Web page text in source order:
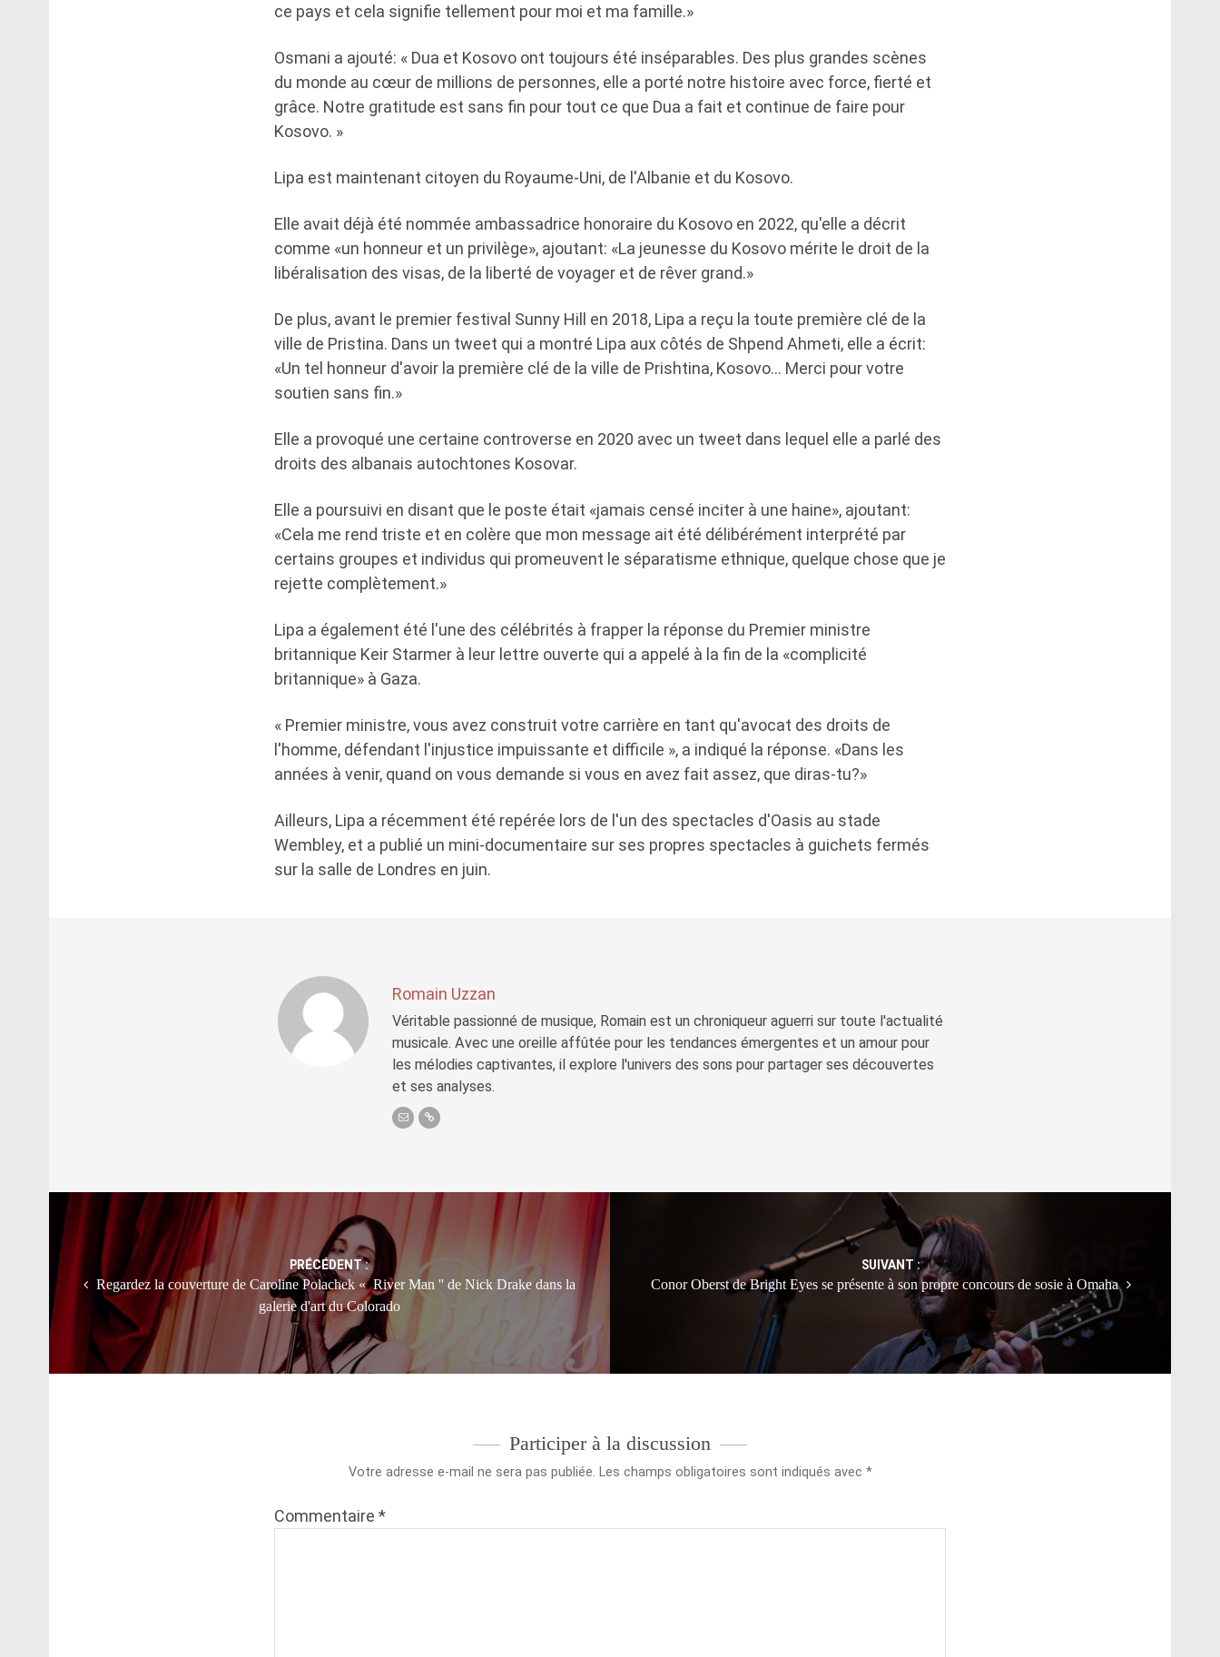
ce pays et cela signifie tellement pour moi et ma famille.»
Osmani a ajouté: « Dua et Kosovo ont toujours été inséparables. Des plus grandes scènes
du monde au cœur de millions de personnes, elle a porté notre histoire avec force, fierté et
grâce. Notre gratitude est sans fin pour tout ce que Dua a fait et continue de faire pour
Kosovo. »
Lipa est maintenant citoyen du Royaume-Uni, de l'Albanie et du Kosovo.
Elle avait déjà été nommée ambassadrice honoraire du Kosovo en 2022, qu'elle a décrit
comme «un honneur et un privilège», ajoutant: «La jeunesse du Kosovo mérite le droit de la
libéralisation des visas, de la liberté de voyager et de rêver grand.»
De plus, avant le premier festival Sunny Hill en 2018, Lipa a reçu la toute première clé de la
ville de Pristina. Dans un tweet qui a montré Lipa aux côtés de Shpend Ahmeti, elle a écrit:
«Un tel honneur d'avoir la première clé de la ville de Prishtina, Kosovo… Merci pour votre
soutien sans fin.»
Elle a provoqué une certaine controverse en 2020 avec un tweet dans lequel elle a parlé des
droits des albanais autochtones Kosovar.
Elle a poursuivi en disant que le poste était «jamais censé inciter à une haine», ajoutant:
«Cela me rend triste et en colère que mon message ait été délibérément interprété par
certains groupes et individus qui promeuvent le séparatisme ethnique, quelque chose que je
rejette complètement.»
Lipa a également été l'une des célébrités à frapper la réponse du Premier ministre
britannique Keir Starmer à leur lettre ouverte qui a appelé à la fin de la «complicité
britannique» à Gaza.
« Premier ministre, vous avez construit votre carrière en tant qu'avocat des droits de
l'homme, défendant l'injustice impuissante et difficile », a indiqué la réponse. «Dans les
années à venir, quand on vous demande si vous en avez fait assez, que diras-tu?»
Ailleurs, Lipa a récemment été repérée lors de l'un des spectacles d'Oasis au stade
Wembley, et a publié un mini-documentaire sur ses propres spectacles à guichets fermés
sur la salle de Londres en juin.
Romain Uzzan
Véritable passionné de musique, Romain est un chroniqueur aguerri sur toute l'actualité
musicale. Avec une oreille affûtée pour les tendances émergentes et un amour pour
les mélodies captivantes, il explore l'univers des sons pour partager ses découvertes
et ses analyses.
Post
navigation
PRÉCÉDENT :
Regardez la couverture de Caroline Polachek « River Man '' de Nick Drake dans la
galerie d'art du Colorado
SUIVANT :
Conor Oberst de Bright Eyes se présente à son propre concours de sosie à Omaha
Participer à la discussion
Votre adresse e-mail ne sera pas publiée. Les champs obligatoires sont indiqués avec *
Commentaire *